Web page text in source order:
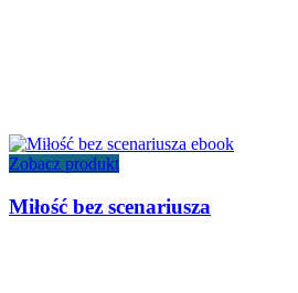
Zobacz produkt
Miłość bez scenariusza